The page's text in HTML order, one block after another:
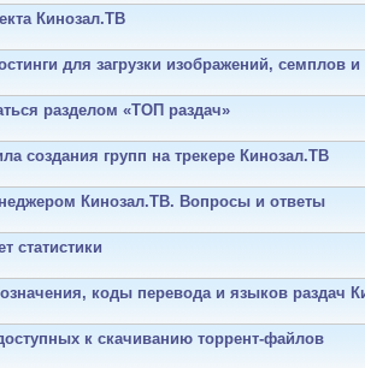
Кинозал.ТВ
для загрузки изображений, семплов
разделом «ТОП раздач»
создания групп на трекере Кинозал.ТВ
Кинозал.ТВ. Вопросы и ответы
статистики
коды перевода и языков раздач
к скачиванию торрент-файлов